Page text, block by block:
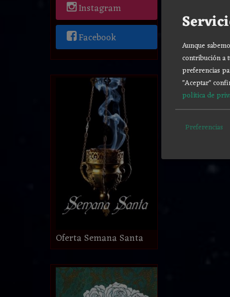
Instagram
Facebook
Oferta Semana Santa
Aunque
contribución a
preferencias
"Aceptar"
política de
Preferencias